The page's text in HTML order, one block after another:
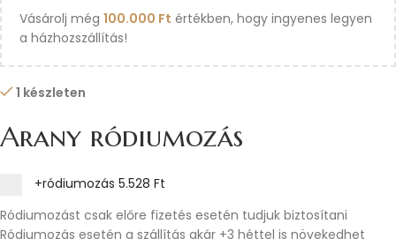
Vásárolj még 100.000 Ft értékben, hogy ingyenes legyen
a házhozszállítás!
1 készleten
Arany ródiumozás
+ródiumozás 5.528 Ft
Ródiumozást csak előre fizetés esetén tudjuk biztosítani
Ródiumozás esetén a szállítás akár +3 héttel is növekedhet